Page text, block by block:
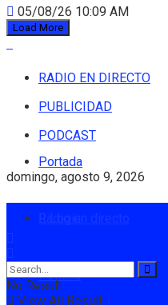
05/08/26 10:09 AM
Load More
RADIO EN DIRECTO
PUBLICIDAD
PODCAST
domingo, agosto 9, 2026
Portada
Política
No Result
View All Result